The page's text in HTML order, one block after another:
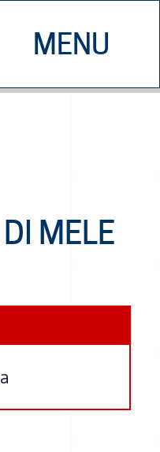
MENU
CHI SIAMO
MELE